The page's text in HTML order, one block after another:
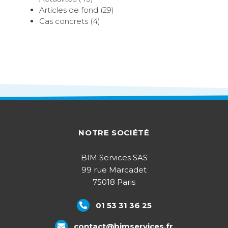
Articles de fond (29)
Cas concrets (4)
NOTRE SOCIÉTÉ
BIM Services SAS
99 rue Marcadet
75018 Paris
01 53 31 36 25